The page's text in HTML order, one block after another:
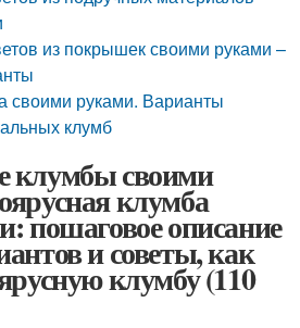
из покрышек своими руками –
своими руками. Варианты
клумб
клумбы своими
клумба
пошаговое описание
и советы, как
клумбу (110